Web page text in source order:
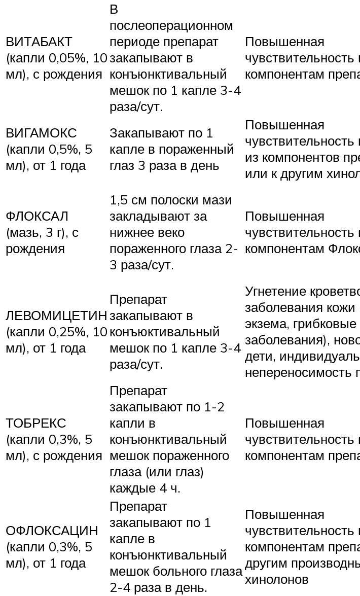
ВИТАБАКТ
(капли 0,05%, 10
мл), с рождения
В
послеоперационном
периоде препарат
закапывают в
конъюнктивальный
мешок по 1 капле 3-4
раза/сут.
Повышенная
чувствительность
компонентам
ВИГАМОКС
(капли 0,5%, 5
мл), от 1 года
Закапывают по 1
капле в пораженный
глаз 3 раза в день
Повышенная
из компонентов
или к другим
ФЛОКСАЛ
(мазь, 3 г), с
рождения
1,5 см полоски мази
закладывают за
нижнее веко
пораженного глаза 2-
3 раза/сут.
Повышенная
чувствительность
компонентам
ЛЕВОМИЦЕТИН
(капли 0,25%, 10
мл), от 1 года
Препарат
закапывают в
конъюктивальный
мешок по 1 капле 3-4
раза/сут.
Угнетение
заболевания кожи
экзема, грибковые
заболевания),
дети,
непереносимость
ТОБРЕКС
(капли 0,3%, 5
мл), с рождения
Препарат
закапывают по 1-2
капли в
конъюнктивальный
мешок пораженного
глаза (или глаз)
каждые 4 ч.
Повышенная
чувствительность
компонентам
ОФЛОКСАЦИН
(капли 0,3%, 5
мл), от 1 года
Препарат
закапывают по 1
капле в
конъюнктивальный
мешок больного глаза
2-4 раза в день.
Повышенная
чувствительность
компонентам
другим
хинолонов